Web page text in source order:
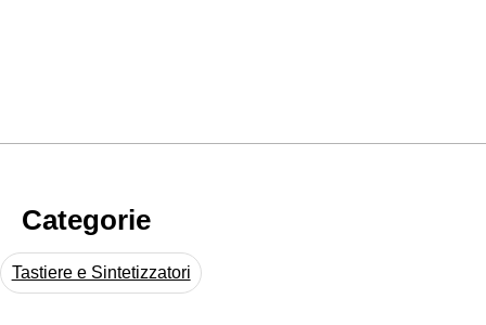
Categorie
Tastiere e Sintetizzatori